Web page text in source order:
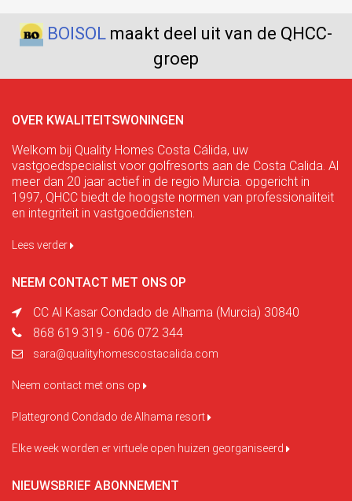
BOISOL maakt deel uit van de QHCC-
groep
OVER KWALITEITSWONINGEN
Welkom bij Quality Homes Costa Cálida, uw
vastgoedspecialist voor golfresorts aan de Costa Calida. Al
meer dan 20 jaar actief in de regio Murcia. opgericht in
1997, QHCC biedt de hoogste normen van professionaliteit
en integriteit in vastgoeddiensten.
Lees verder
NEEM CONTACT MET ONS OP
CC Al Kasar Condado de Alhama (Murcia) 30840
868 619 319 - 606 072 344
sara@qualityhomescostacalida.com
Neem contact met ons op
Plattegrond Condado de Alhama resort
Elke week worden er virtuele open huizen georganiseerd
NIEUWSBRIEF ABONNEMENT